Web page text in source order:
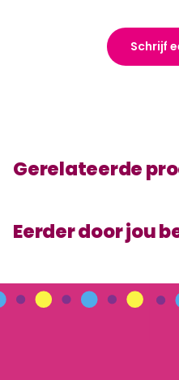
Schrijf
Gerelateerde
Eerder door jou